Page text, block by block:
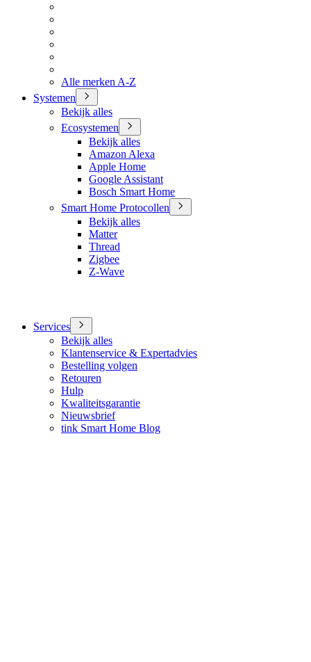
Alle merken A-Z
Systemen
Bekijk alles
Ecosystemen
Bekijk alles
Amazon Alexa
Apple Home
Google Assistant
Bosch Smart Home
Smart Home Protocollen
Bekijk alles
Matter
Thread
Zigbee
Z-Wave
Services
Bekijk alles
Klantenservice & Expertadvies
Bestelling volgen
Retouren
Hulp
Kwaliteitsgarantie
Nieuwsbrief
tink Smart Home Blog